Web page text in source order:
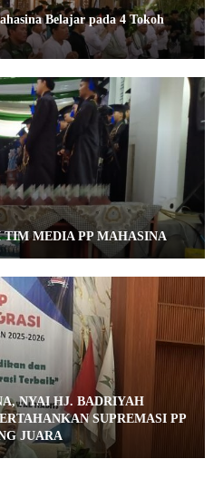
Belajar pada 4 Tokoh
MEDIA PP MAHASINA
NYAI HJ. BADRIYAH
SUPREMASI PP
JUARA